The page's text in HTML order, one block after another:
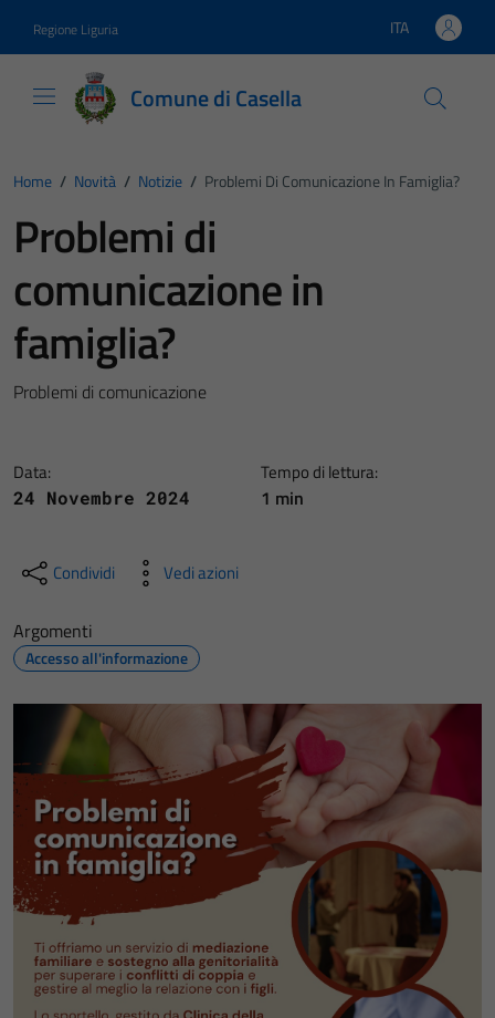
Regione Liguria Lingua attiva:
ITA
Comune di Casella
Home / Novità / Notizie / Problemi Di Comunicazione In Famiglia?
Problemi di
comunicazione in
famiglia?
Problemi di comunicazione
Data:
24 Novembre 2024
Tempo di lettura:
1 min
Condividi Vedi azioni
Argomenti
Accesso all'informazione